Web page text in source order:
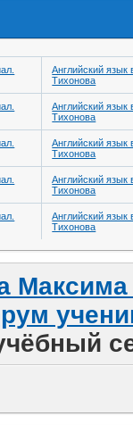
Английский
Тихонова
Английский
Тихонова
Английский
Тихонова
Английский
Тихонова
Английский
Тихонова